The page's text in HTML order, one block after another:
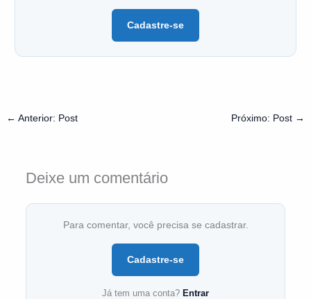
Cadastre-se
← Anterior: Post Próximo: Post →
Deixe um comentário
Para comentar, você precisa se cadastrar.
Cadastre-se
Já tem uma conta? Entrar